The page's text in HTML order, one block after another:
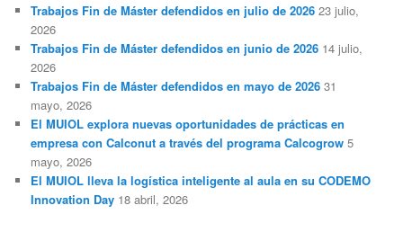
r
Trabajos Fin de Máster defendidos en julio de 2026 23 julio,
2026
Trabajos Fin de Máster defendidos en junio de 2026 14 julio,
2026
Trabajos Fin de Máster defendidos en mayo de 2026 31
mayo, 2026
El MUIOL explora nuevas oportunidades de prácticas en
empresa con Calconut a través del programa Calcogrow 5
mayo, 2026
El MUIOL lleva la logística inteligente al aula en su CODEMO
Innovation Day 18 abril, 2026